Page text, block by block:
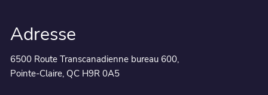
Adresse
6500 Route Transcanadienne bureau 600,
Pointe-Claire, QC H9R 0A5